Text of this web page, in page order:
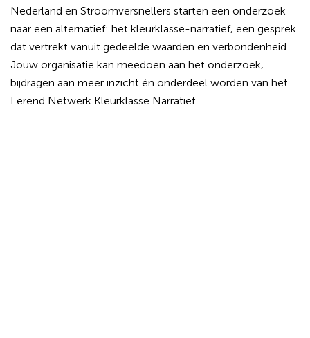
Nederland en Stroomversnellers starten een onderzoek
naar een alternatief: het kleurklasse-narratief, een gesprek
dat vertrekt vanuit gedeelde waarden en verbondenheid.
Jouw organisatie kan meedoen aan het onderzoek,
bijdragen aan meer inzicht én onderdeel worden van het
Lerend Netwerk Kleurklasse Narratief.